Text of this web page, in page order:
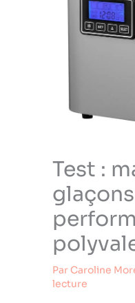
Test :
Par Caroline
lecture